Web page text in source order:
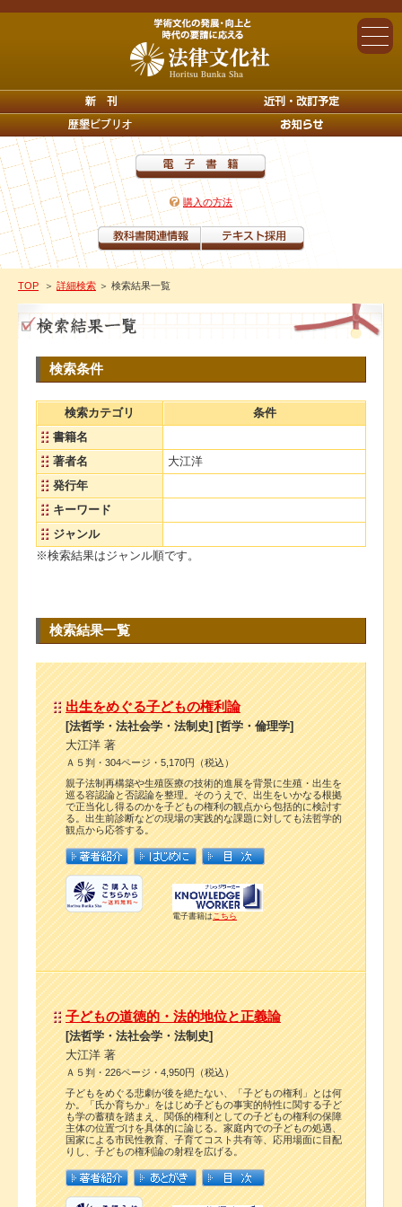
購入の方法
TOP ＞ 詳細検索 ＞ 検索結果一覧
検索条件
検索カテゴリ
条件
書籍名
著者名
大江洋
発行年
キーワード
ジャンル
※検索結果はジャンル順です。
検索結果一覧
出生をめぐる子どもの権利論
[法哲学・法社会学・法制史] [哲学・倫理学]
大江洋 著
Ａ５判・304ページ・5,170円（税込）
親子法制再構築や生殖医療の技術的進展を背景に生殖・出生を
巡る容認論と否認論を整理。そのうえで、出生をいかなる根拠
で正当化し得るのかを子どもの権利の観点から包括的に検討す
る。出生前診断などの現場の実践的な課題に対しても法哲学的
観点から応答する。
電子書籍はこちら
子どもの道徳的・法的地位と正義論
[法哲学・法社会学・法制史]
大江洋 著
Ａ５判・226ページ・4,950円（税込）
子どもをめぐる悲劇が後を絶たない、「子どもの権利」とは何
か。「氏か育ちか」をはじめ子どもの事実的特性に関する子ど
も学の蓄積を踏まえ、関係的権利としての子どもの権利の保障
主体の位置づけを具体的に論じる。家庭内での子どもの処遇、
国家による市民性教育、子育てコスト共有等、応用場面に目配
りし、子どもの権利論の射程を広げる。